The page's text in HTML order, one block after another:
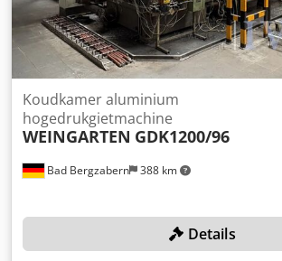
Bad Bergzabern 388 km
Koudkamer aluminium
hogedrukgietmachine
WEINGARTEN GDK1200/96
Details